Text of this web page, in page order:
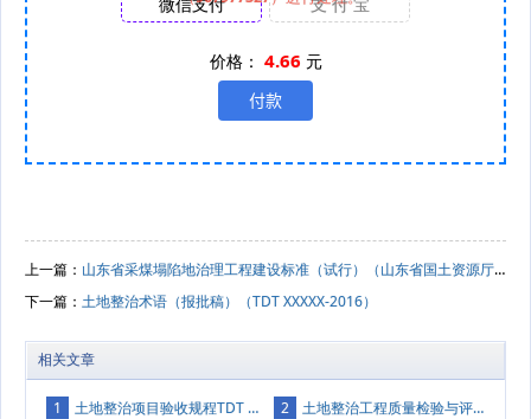
价格： 4.66 元
上一篇： 山东省采煤塌陷地治理工程建设标准（试行）（山东省国土资源厅2018年7月）
下一篇： 土地整治术语（报批稿）（TDT XXXXX-2016）
相关文章
1 土地整治项目验收规程TDT 1013-2013 2
土地整治工程质量检验与评定规程（TDT 1041-2013）